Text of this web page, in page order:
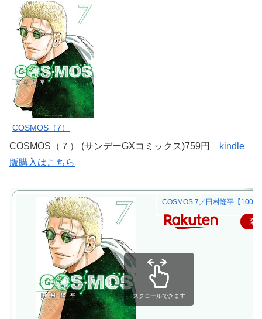
COSMOS（7）
COSMOS（７） (サンデーGXコミックス)759円
kindle
版購入はこちら
COSMOS 7／田村隆平【1000
楽
スクロールできます